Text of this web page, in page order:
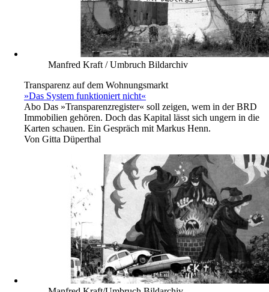
Manfred Kraft / Umbruch Bildarchiv
Transparenz auf dem Wohnungsmarkt
»Das System funktioniert nicht«
Abo Das »Transparenzregister« soll zeigen, wem in der BRD
Immobilien gehören. Doch das Kapital lässt sich ungern in die
Karten schauen. Ein Gespräch mit Markus Henn.
Von Gitta Düperthal